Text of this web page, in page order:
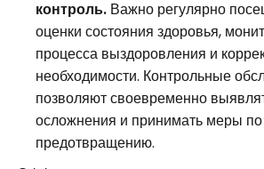
контроль. Важно регулярно
оценки состояния здоровья,
процесса выздоровления и
необходимости. Контрольные
позволяют своевременно
осложнения и принимать меры
предотвращению.